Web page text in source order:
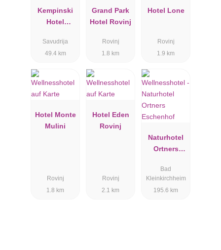
Kempinski
Hotel
Istrien
Savudrija
49.4 km
Grand Park
Hotel Rovinj
Rovinj
1.8 km
Hotel Lone
Rovinj
1.9 km
Hotel Monte
Mulini
Rovinj
1.8 km
Hotel Eden
Rovinj
Rovinj
2.1 km
Naturhotel
Ortners
Bad
Kleinkirchheim
195.6 km